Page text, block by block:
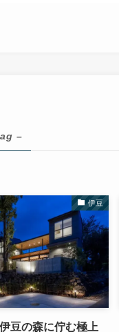
–
伊豆
豆の森に佇む極上